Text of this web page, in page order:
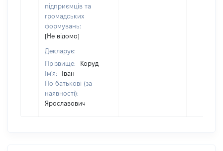
підприємців та
громадських
формувань:
[Не відомо]
Декларує:
Прізвище:
Коруд
Ім'я:
Іван
По батькові (за
наявності):
Ярославович